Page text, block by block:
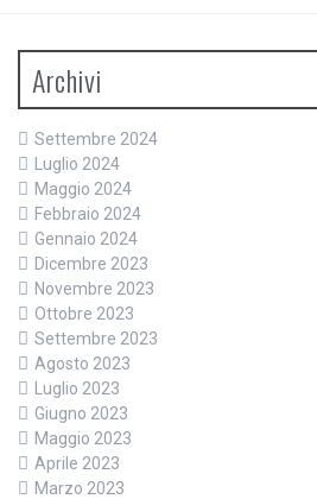
Archivi
Settembre 2024
Luglio 2024
Maggio 2024
Febbraio 2024
Gennaio 2024
Dicembre 2023
Novembre 2023
Ottobre 2023
Settembre 2023
Agosto 2023
Luglio 2023
Giugno 2023
Maggio 2023
Aprile 2023
Marzo 2023